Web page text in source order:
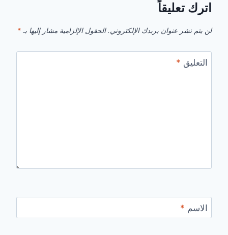
اترك تعليقاً
لن يتم نشر عنوان بريدك الإلكتروني. الحقول الإلزامية مشار إليها بـ *
التعليق *
الاسم *